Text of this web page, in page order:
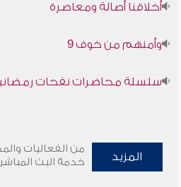
أخلاقنا أصالة ومعاصرة
وأمنهم من خوف 9
سلسلة محاضرات نفحات رمضانية
المزيد
من الفعاليات
خدمة البث المباشر